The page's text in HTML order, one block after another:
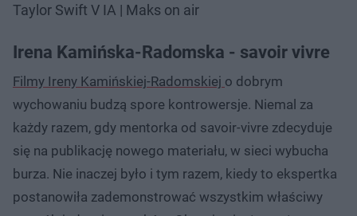
Taylor Swift V IA | Maks on air
Irena Kamińska-Radomska - savoir vivre
Filmy Ireny Kamińskiej-Radomskiej o dobrym
wychowaniu budzą spore kontrowersje. Niemal za
każdy razem, gdy mentorka od savoir-vivre zdecyduje
się na publikację nowego materiału, w sieci wybucha
burza. Nie inaczej było i tym razem, kiedy to ekspertka
postanowiła zademonstrować wszystkim właściwy